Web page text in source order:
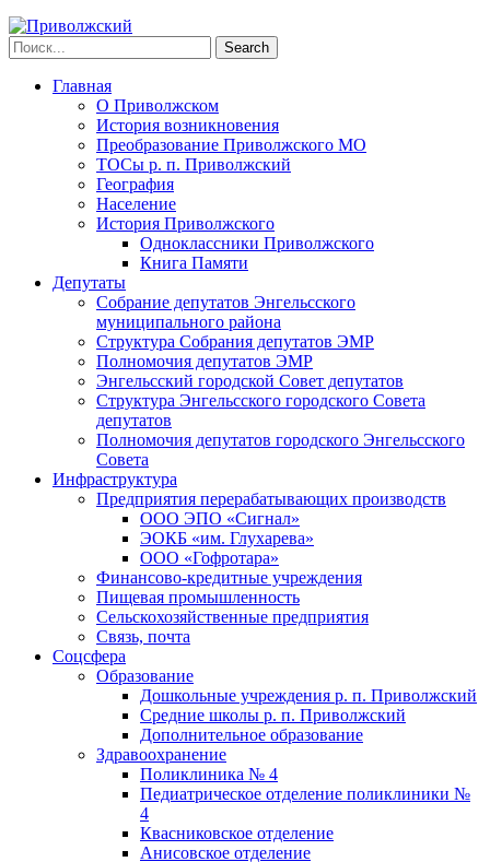
Главная
О Приволжском
История возникновения
Преобразование Приволжского МО
ТОСы р. п. Приволжский
География
Население
История Приволжского
Одноклассники Приволжского
Книга Памяти
Депутаты
Собрание депутатов Энгельсского
муниципального района
Структура Собрания депутатов ЭМР
Полномочия депутатов ЭМР
Энгельсский городской Совет депутатов
Структура Энгельсского городского Совета
депутатов
Полномочия депутатов городского Энгельсского
Совета
Инфраструктура
Предприятия перерабатывающих производств
ООО ЭПО «Сигнал»
ЭОКБ «им. Глухарева»
ООО «Гофротара»
Финансово-кредитные учреждения
Пищевая промышленность
Сельскохозяйственные предприятия
Связь, почта
Соцсфера
Образование
Дошкольные учреждения р. п. Приволжский
Средние школы р. п. Приволжский
Дополнительное образование
Здравоохранение
Поликлиника № 4
Педиатрическое отделение поликлиники №
4
Квасниковское отделение
Анисовское отделение